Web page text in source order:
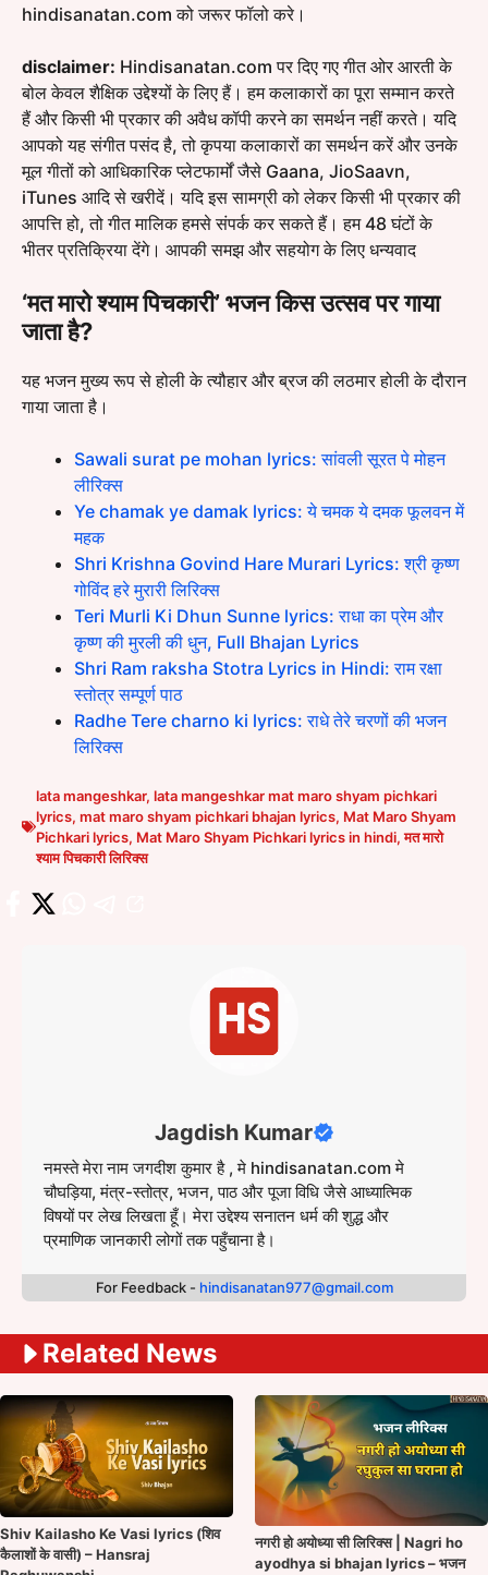
hindisanatan.com को जरूर फॉलो करे।
disclaimer: Hindisanatan.com पर दिए गए गीत ओर आरती के
बोल केवल शैक्षिक उद्देश्यों के लिए हैं। हम कलाकारों का पूरा सम्मान करते
हैं और किसी भी प्रकार की अवैध कॉपी करने का समर्थन नहीं करते। यदि
आपको यह संगीत पसंद है, तो कृपया कलाकारों का समर्थन करें और उनके
मूल गीतों को आधिकारिक प्लेटफार्मों जैसे Gaana, JioSaavn,
iTunes आदि से खरीदें। यदि इस सामग्री को लेकर किसी भी प्रकार की
आपत्ति हो, तो गीत मालिक हमसे संपर्क कर सकते हैं। हम 48 घंटों के
भीतर प्रतिक्रिया देंगे। आपकी समझ और सहयोग के लिए धन्यवाद
‘मत मारो श्याम पिचकारी’ भजन किस उत्सव पर गाया
जाता है?
यह भजन मुख्य रूप से होली के त्यौहार और ब्रज की लठमार होली के दौरान
गाया जाता है।
Sawali surat pe mohan lyrics: सांवली सूरत पे मोहन
लीरिक्स
Ye chamak ye damak lyrics: ये चमक ये दमक फूलवन में
महक
Shri Krishna Govind Hare Murari Lyrics: श्री कृष्ण
गोविंद हरे मुरारी लिरिक्स
Teri Murli Ki Dhun Sunne lyrics: राधा का प्रेम और
कृष्ण की मुरली की धुन, Full Bhajan Lyrics
Shri Ram raksha Stotra Lyrics in Hindi: राम रक्षा
स्तोत्र सम्पूर्ण पाठ
Radhe Tere charno ki lyrics: राधे तेरे चरणों की भजन
लिरिक्स
lata mangeshkar, lata mangeshkar mat maro shyam pichkari
lyrics, mat maro shyam pichkari bhajan lyrics, Mat Maro Shyam
Pichkari lyrics, Mat Maro Shyam Pichkari lyrics in hindi,मत मारो
श्याम पिचकारी लिरिक्स
Jagdish Kumar
नमस्ते मेरा नाम जगदीश कुमार है , मे hindisanatan.com मे
चौघड़िया, मंत्र-स्तोत्र, भजन, पाठ और पूजा विधि जैसे आध्यात्मिक
विषयों पर लेख लिखता हूँ। मेरा उद्देश्य सनातन धर्म की शुद्ध और
प्रमाणिक जानकारी लोगों तक पहुँचाना है।
For Feedback - hindisanatan977@gmail.com
Related News
Shiv Kailasho Ke Vasi lyrics (शिव
कैलाशों के वासी) – Hansraj
नगरी हो अयोध्या सी लिरिक्स | Nagri ho
ayodhya si bhajan lyrics – भजन